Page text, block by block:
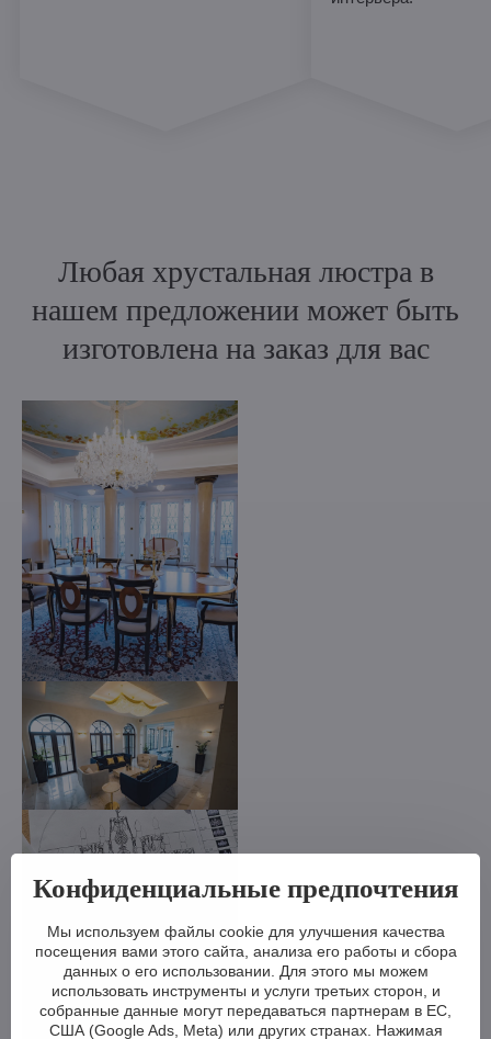
Любая хрустальная люстра в
нашем предложении может быть
изготовлена на заказ для вас
Конфиденциальные предпочтения
Мы используем файлы cookie для улучшения качества
посещения вами этого сайта, анализа его работы и сбора
данных о его использовании. Для этого мы можем
использовать инструменты и услуги третьих сторон, и
собранные данные могут передаваться партнерам в ЕС,
США (Google Ads, Meta) или других странах. Нажимая